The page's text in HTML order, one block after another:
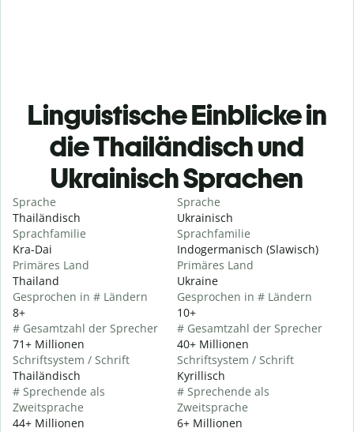
Linguistische Einblicke in
die Thailändisch und
Ukrainisch Sprachen
Sprache
Thailändisch
Sprachfamilie
Kra-Dai
Primäres Land
Thailand
Gesprochen in # Ländern
8+
# Gesamtzahl der Sprecher
71+ Millionen
Schriftsystem / Schrift
Thailändisch
# Sprechende als
Zweitsprache
44+ Millionen
Sprache
Ukrainisch
Sprachfamilie
Indogermanisch (Slawisch)
Primäres Land
Ukraine
Gesprochen in # Ländern
10+
# Gesamtzahl der Sprecher
40+ Millionen
Schriftsystem / Schrift
Kyrillisch
# Sprechende als
Zweitsprache
6+ Millionen